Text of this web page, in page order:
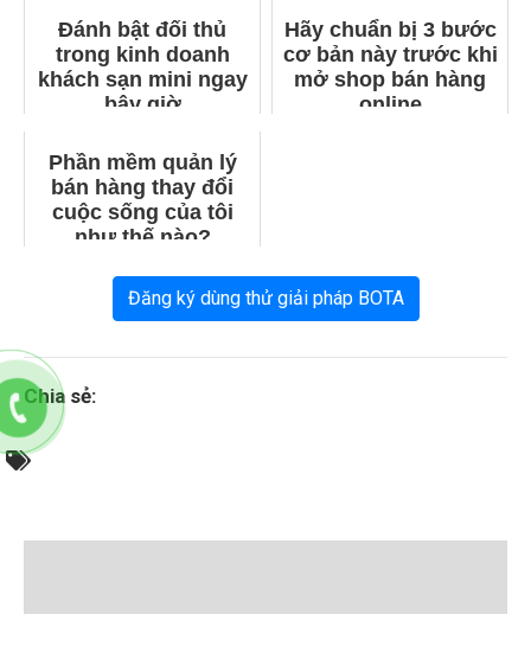
Đánh bật đối thủ
trong kinh doanh
khách sạn mini ngay
bây giờ
Hãy chuẩn bị 3 bước
cơ bản này trước khi
mở shop bán hàng
online
Phần mềm quản lý
bán hàng thay đổi
cuộc sống của tôi
như thế nào?
Đăng ký dùng thử giải pháp BOTA
Chia sẻ: